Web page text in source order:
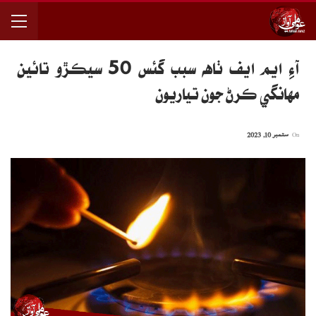
آءِ ايم ايف ٺاهه سبب گئس 50 سيڪڙو تائين
مهانگي ڪرڻ جون تياريون